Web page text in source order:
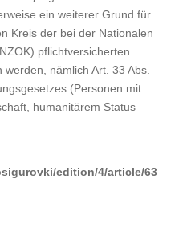
ein weiterer Grund für
Kreis der bei der Nationalen
pflichtversicherten
nämlich Art. 33 Abs.
(Personen mit
humanitärem Status
edition/4/article/63